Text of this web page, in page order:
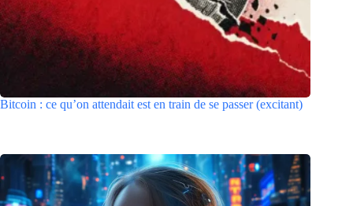
Bitcoin : ce qu’on attendait est en train de se passer (excitant)